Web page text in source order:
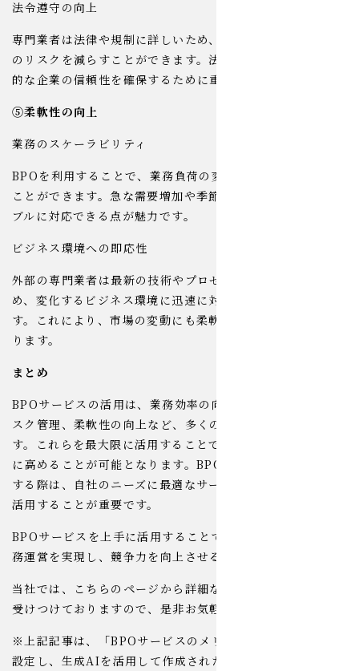
法令遵守の向上
専門業者は法律や規制に詳しいため、コンプライアンス違反
のリスクを減らすことができます。法令遵守の向上は、長期
的な企業の信頼性を確保するために重要です。
⑤柔軟性の向上
業務のスケーラビリティ
BPOを利用することで、業務負荷の変動に柔軟に対応する
ことができます。急な需要増加や季節的な変動にもスケーラ
ブルに対応できる点が魅力です。
ビジネス環境への即応性
外部の専門業者は最新の技術やプロセスに精通しているた
め、変化するビジネス環境に迅速に対応することが可能で
す。これにより、市場の変動にも柔軟に対応できるようにな
ります。
まとめ
BPOサービスの活用は、業務効率の向上、コスト削減、リ
スク管理、柔軟性の向上など、多くのメリットをもたらしま
す。これらを最大限に活用することで、企業の競争力を大幅
に高めることが可能となります。BPOサービスの導入を検討
する際は、自社のニーズに最適なサービスを選び、効果的に
活用することが重要です。
BPOサービスを上手に活用することで、企業は効率的な業
務運営を実現し、競争力を向上させることができます。
当社では、こちらのページから詳細なお見積もり・ご相談を
受けつけておりますので、是非お気軽にご連絡ください。
※上記記事は、「BPOサービスのメリット」をキーワードに
設定し、生成AIを活用して作成された記事です。記事の内容